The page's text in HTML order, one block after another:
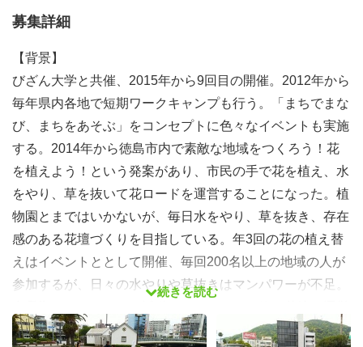
募集詳細
【背景】
びざん大学と共催、2015年から9回目の開催。2012年から
毎年県内各地で短期ワークキャンプも行う。「まちでまな
び、まちをあそぶ」をコンセプトに色々なイベントも実施
する。2014年から徳島市内で素敵な地域をつくろう！花
を植えよう！という発案があり、市民の手で花を植え、水
をやり、草を抜いて花ロードを運営することになった。植
物園とまではいかないが、毎日水をやり、草を抜き、存在
感のある花壇づくりを目指している。年3回の花の植え替
えはイベントととして開催、毎回200名以上の地域の人が
参加するが、日々の水やりや草抜きはマンパワーが不足。
を行うと共に、活動を通じて地域住民との交流の機会を創
続きを読む